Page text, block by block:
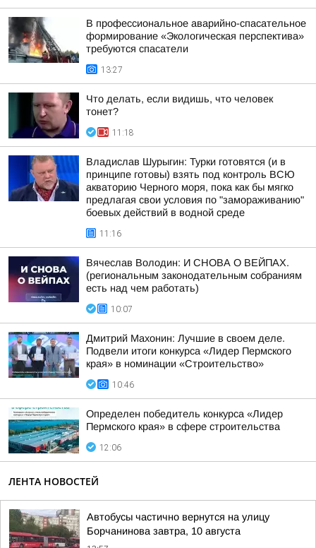
В профессиональное аварийно-спасательное
формирование «Экологическая перспектива»
требуются спасатели
13:27
Что делать, если видишь, что человек
тонет?
11:18
Владислав Шурыгин: Турки готовятся (и в
принципе готовы) взять под контроль ВСЮ
акваторию Черного моря, пока как бы мягко
предлагая свои условия по "замораживанию"
боевых действий в водной среде
11:16
Вячеслав Володин: И СНОВА О ВЕЙПАХ.
(региональным законодательным собраниям
есть над чем работать)
10:07
Дмитрий Махонин: Лучшие в своем деле.
Подвели итоги конкурса «Лидер Пермского
края» в номинации «Строительство»
10:46
Определен победитель конкурса «Лидер
Пермского края» в сфере строительства
12:06
ЛЕНТА НОВОСТЕЙ
Автобусы частично вернутся на улицу
Борчанинова завтра, 10 августа